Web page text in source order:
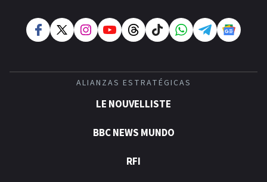
ALIANZAS ESTRATÉGICAS
LE NOUVELLISTE
BBC NEWS MUNDO
RFI